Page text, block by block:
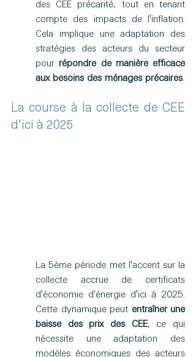
des CEE précarité, tout en tenant
compte des impacts de l'inflation.
Cela implique une adaptation des
stratégies des acteurs du secteur
pour répondre de manière efficace
aux besoins des ménages précaires.
La course à la collecte de CEE
d'ici à 2025
La 5ème période met l'accent sur la
collecte accrue de certificats
d'économie d'énergie d'ici à 2025.
Cette dynamique peut entraîner une
baisse des prix des CEE, ce qui
nécessite une adaptation des
modèles économiques des acteurs